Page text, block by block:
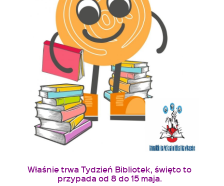
Właśnietrwa Tydzień Bibliotek, święto to
przypada od 8 do 15 maja.